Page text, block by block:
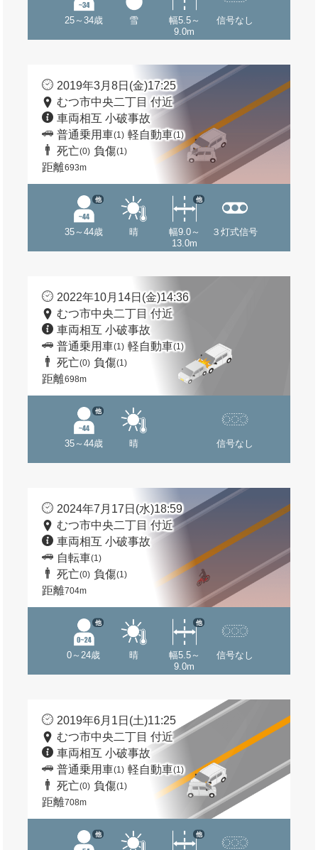
25～34歳 雪
幅5.5～
9.0m
信号なし
2019年3月8日(金)17:25
むつ市中央二丁目 付近
車両相互 小破事故
普通乗用車(1) 軽自動車(1)
死亡(0) 負傷(1)
距離693m
35～44歳
他
晴
幅9.0～
13.0m
他
３灯式信号
2022年10月14日(金)14:36
むつ市中央二丁目 付近
車両相互 小破事故
普通乗用車(1) 軽自動車(1)
死亡(0) 負傷(1)
距離698m
35～44歳
他
晴 信号なし
2024年7月17日(水)18:59
むつ市中央二丁目 付近
車両相互 小破事故
自転車(1)
死亡(0) 負傷(1)
距離704m
0～24歳
他
晴
幅5.5～
9.0m
他
信号なし
2019年6月1日(土)11:25
むつ市中央二丁目 付近
車両相互 小破事故
普通乗用車(1) 軽自動車(1)
死亡(0) 負傷(1)
距離708m
他 他